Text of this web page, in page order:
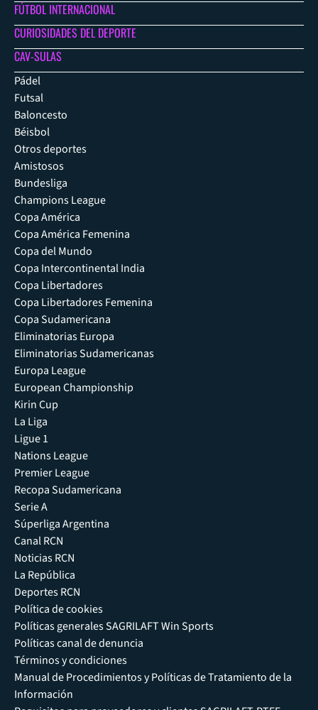
FÚTBOL INTERNACIONAL
CURIOSIDADES DEL DEPORTE
CAV-SULAS
Pádel
Futsal
Baloncesto
Béisbol
Otros deportes
Amistosos
Bundesliga
Champions League
Copa América
Copa América Femenina
Copa del Mundo
Copa Intercontinental India
Copa Libertadores
Copa Libertadores Femenina
Copa Sudamericana
Eliminatorias Europa
Eliminatorias Sudamericanas
Europa League
European Championship
Kirin Cup
La Liga
Ligue 1
Nations League
Premier League
Recopa Sudamericana
Serie A
Súperliga Argentina
Canal RCN
Noticias RCN
La República
Deportes RCN
Política de cookies
Políticas generales SAGRILAFT Win Sports
Políticas canal de denuncia
Términos y condiciones
Manual de Procedimientos y Políticas de Tratamiento de la
Información